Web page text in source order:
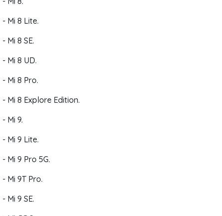
- Mi 8 Lite.
- Mi 8 SE.
- Mi 8 UD.
- Mi 8 Pro.
- Mi 8 Explore Edition.
- Mi 9.
- Mi 9 Lite.
- Mi 9 Pro 5G.
- Mi 9T Pro.
- Mi 9 SE.